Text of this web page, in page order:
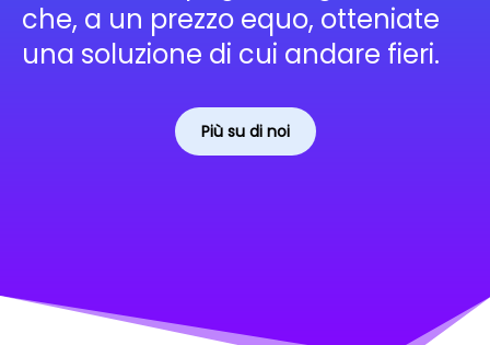
che, a un prezzo equo, otteniate
una soluzione di cui andare fieri.
Più su di noi